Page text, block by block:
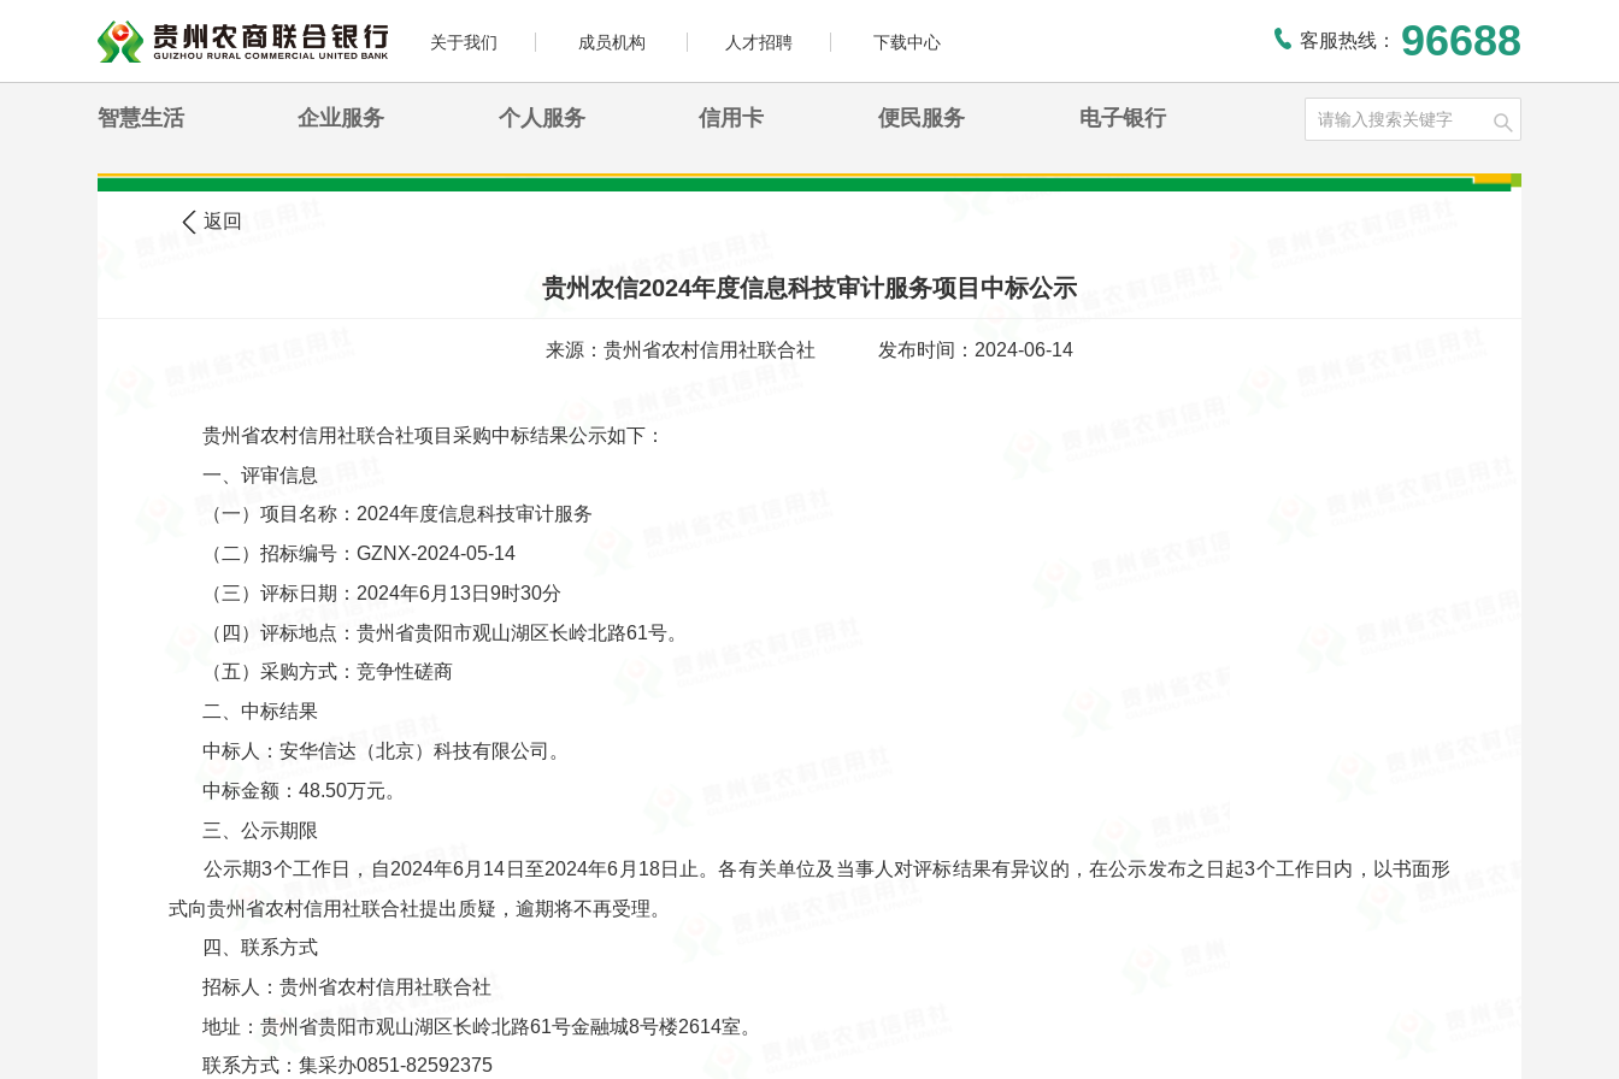
关于我们 成员机构 人才招聘 下载中心 客服热线： 96688
智慧生活 企业服务 个人服务 信用卡 便民服务 电子银行
您现在的位置: 农信公告
返回
贵州农信2024年度信息科技审计服务项目中标公示
来源：贵州省农村信用社联合社 发布时间：2024-06-14
贵州省农村信用社联合社项目采购中标结果公示如下：
一、评审信息
（一）项目名称：2024年度信息科技审计服务
（二）招标编号：GZNX-2024-05-14
（三）评标日期：2024年6月13日9时30分
（四）评标地点：贵州省贵阳市观山湖区长岭北路61号。
（五）采购方式：竞争性磋商
二、中标结果
中标人：安华信达（北京）科技有限公司。
中标金额：48.50万元。
三、公示期限
公示期3个工作日，自2024年6月14日至2024年6月18日止。各有关单位及当事人对评标结果有异议的，在公示发布之日起3个工作日内，以书面形
式向贵州省农村信用社联合社提出质疑，逾期将不再受理。
四、联系方式
招标人：贵州省农村信用社联合社
地址：贵州省贵阳市观山湖区长岭北路61号金融城8号楼2614室。
联系方式：集采办0851-82592375